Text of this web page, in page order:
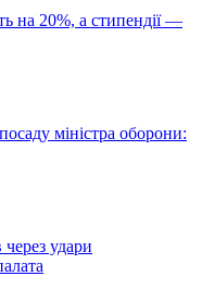
на 20%, а стипендії —
міністра оборони:
удари